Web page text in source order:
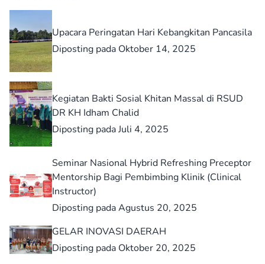
Upacara Peringatan Hari Kebangkitan Pancasila
Diposting pada Oktober 14, 2025
Kegiatan Bakti Sosial Khitan Massal di RSUD
DR KH Idham Chalid
Diposting pada Juli 4, 2025
Seminar Nasional Hybrid Refreshing Preceptor
Mentorship Bagi Pembimbing Klinik (Clinical
Instructor)
Diposting pada Agustus 20, 2025
GELAR INOVASI DAERAH
Diposting pada Oktober 20, 2025